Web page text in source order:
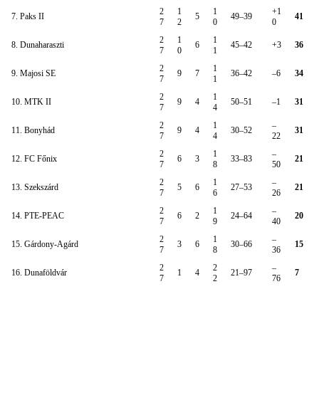
7. Paks II
2
7
1
2
5
1
0
49–39
+1
0
41
8. Dunaharaszti
2
7
1
0
6
1
1
45–42 +3 36
9. Majosi SE
2
7
9 7
1
1
36–42 –6 34
10. MTK II
2
7
9 4
1
4
50–51 –1 31
11. Bonyhád
2
7
9 4
1
4
30–52
–
22
31
12. FC Főnix
2
7
6 3
1
8
33–83
–
50
21
13. Szekszárd
2
7
5 6
1
6
27–53
–
26
21
14. PTE-PEAC
2
7
6 2
1
9
24–64
–
40
20
15. Gárdony-Agárd
2
7
3 6
1
8
30–66
–
36
15
16. Dunaföldvár
2
7
1 4
2
2
21–97
–
76
7